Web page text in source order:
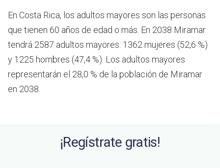
En Costa Rica, los adultos mayores son las personas
que tienen 60 años de edad o más. En 2038 Miramar
tendrá 2587 adultos mayores: 1362 mujeres (52,6 %)
y 1225 hombres (47,4 %). Los adultos mayores
representarán el 28,0 % de la población de Miramar
en 2038.
¡Regístrate gratis!